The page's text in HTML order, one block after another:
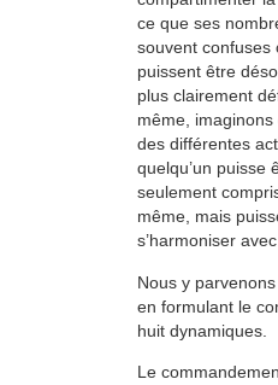
ce que ses
souvent confuses
puissent être
plus clairement
même,
des différentes
quelqu’un puisse
seulement
même, mais
s’harmoniser
Nous y
en formulant le
huit dynamiques.
Le